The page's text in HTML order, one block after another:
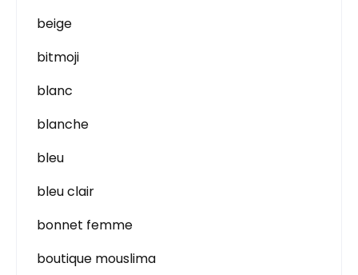
beige
bitmoji
blanc
blanche
bleu
bleu clair
bonnet femme
boutique mouslima